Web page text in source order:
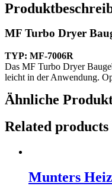
MF Turbo Dryer
TYP: MF-7006R
Das MF Turbo Dryer
leicht in der Anwendung.
Ähnliche
Related products
Munters